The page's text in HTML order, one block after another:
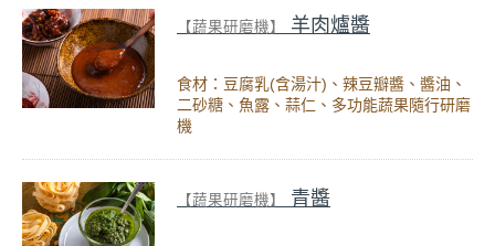
【蔬果研磨機】 羊肉爐醬
食材：豆腐乳(含湯汁)、辣豆瓣醬、醬油、
二砂糖、魚露、蒜仁、多功能蔬果隨行研磨
機
【蔬果研磨機】 青醬